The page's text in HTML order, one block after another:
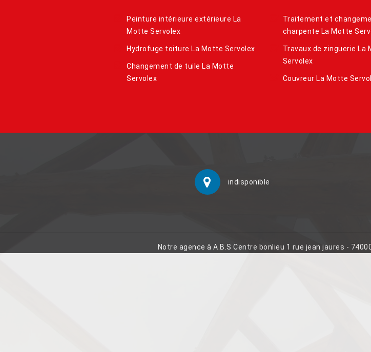
Peinture intérieure extérieure La
Motte Servolex
Hydrofuge toiture La Motte Servolex
Changement de tuile La Motte
Servolex
Traitement et
charpente La Motte
Travaux de zinguerie La
Servolex
Couvreur La Motte
indisponible
Notre agence à A.B.S Centre bonlieu 1 rue jean jaures -